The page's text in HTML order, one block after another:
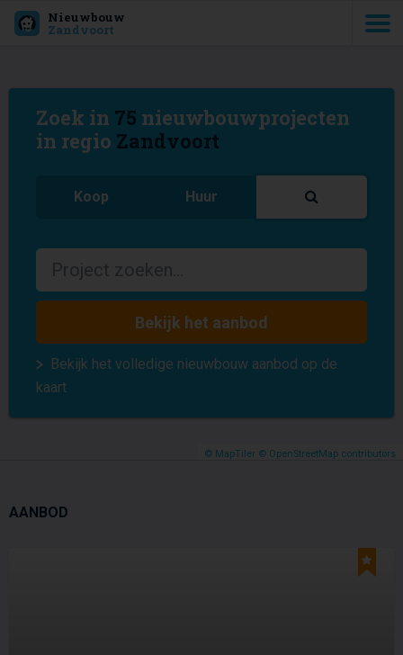
Nieuwbouw
Zandvoort
© MapTiler © OpenStreetMap contributors
Zoek in 75 nieuwbouwprojecten
in regio Zandvoort
Koop Huur
Bekijk het aanbod
Bekijk het volledige nieuwbouw aanbod op de
kaart
AANBOD